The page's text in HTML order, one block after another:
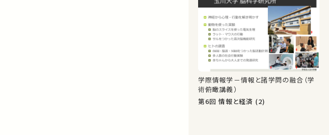
学際情報学－情報と諸学問の融合（学
術俯瞰講義）
第6回 情報と経済 (2)